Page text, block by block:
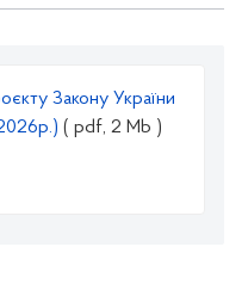
Закону України
( pdf, 2 Mb )